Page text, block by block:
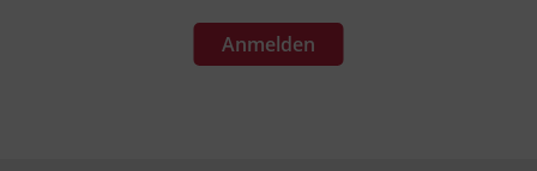
Anmelden